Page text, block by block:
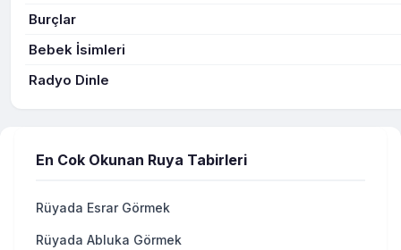
Burçlar
Bebek İsimleri
Radyo Dinle
En Cok Okunan Ruya Tabirleri
Rüyada Esrar Görmek
Rüyada Abluka Görmek